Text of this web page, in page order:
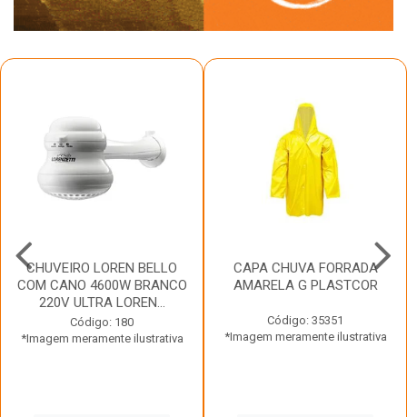
CHUVEIRO LOREN BELLO
COM CANO 4600W BRANCO
220V ULTRA LOREN...
Código: 180
*Imagem meramente ilustrativa
CAPA CHUVA FORRADA
AMARELA G PLASTCOR
Código: 35351
*Imagem meramente ilustrativa